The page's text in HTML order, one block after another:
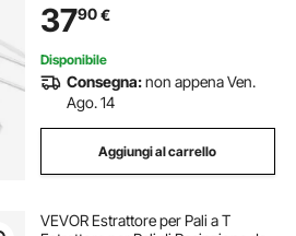
Evacuazione a Vuoto Aspiraliquidi
per Auto
3790€
Disponibile
Consegna:non appena Ven.
Ago. 14
Aggiungi al carrello
VEVOR Estrattore per Pali a T